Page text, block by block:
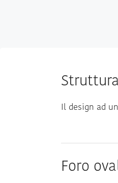
Il design ad
Foro